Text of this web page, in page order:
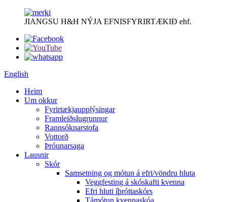
JIANGSU H&H NÝJA EFNISFYRIRTÆKIÐ ehf.
English
Heim
Um okkur
Fyrirtækjaupplýsingar
Framleiðslugrunnur
Rannsóknarstofa
Vottorð
Þróunarsaga
Lausnir
Skór
Samsetning og mótun á efri/vöndru hluta
Veggfesting á skóskafti kvenna
Efri hluti íþróttaskórs
Támótun kvennaskóa